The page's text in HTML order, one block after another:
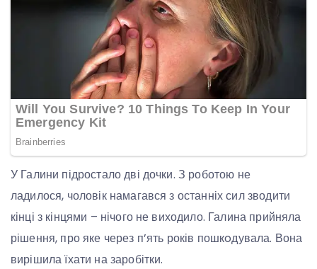
У Галини підростало дві дочки. З роботою не
ладилося, чоловік намагався з останніх сил зводити
кінці з кінцями – нічого не виходило. Галина прийняла
рішення, про яке через п’ять років пошкoдувала. Вона
вирішила їхати на заробітки.